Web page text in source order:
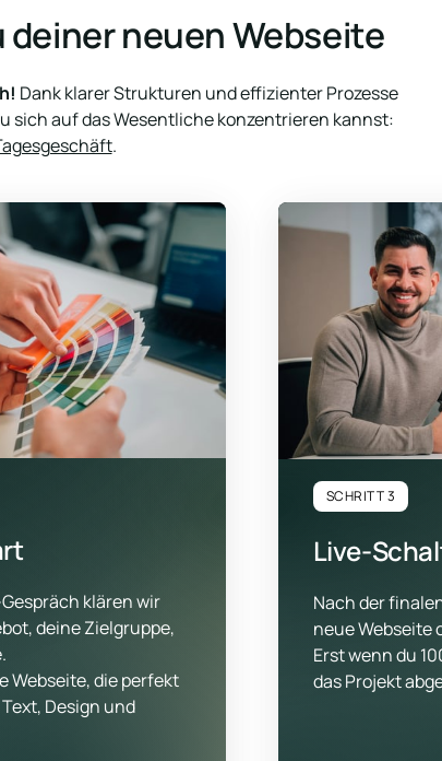
neuen Webseite
Dank klarer Strukturen und effizienter Prozesse
.
klären wir
deine Zielgruppe,
Webseite, die perfekt
Design und
SCHRITT 3
Live-
Nach der
neue Webseite
Erst wenn du
das Projekt